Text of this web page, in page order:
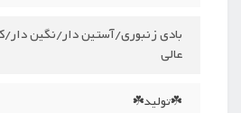
بادی زنبوری/آستین دار/نگین دار/
عالی
☘️تولید☘️